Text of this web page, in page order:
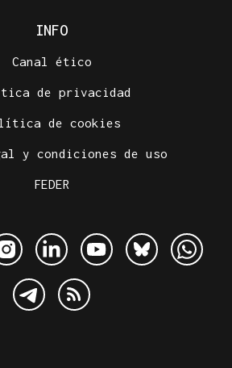
INFO
Canal ético
de privacidad
de cookies
y condiciones de uso
FEDER